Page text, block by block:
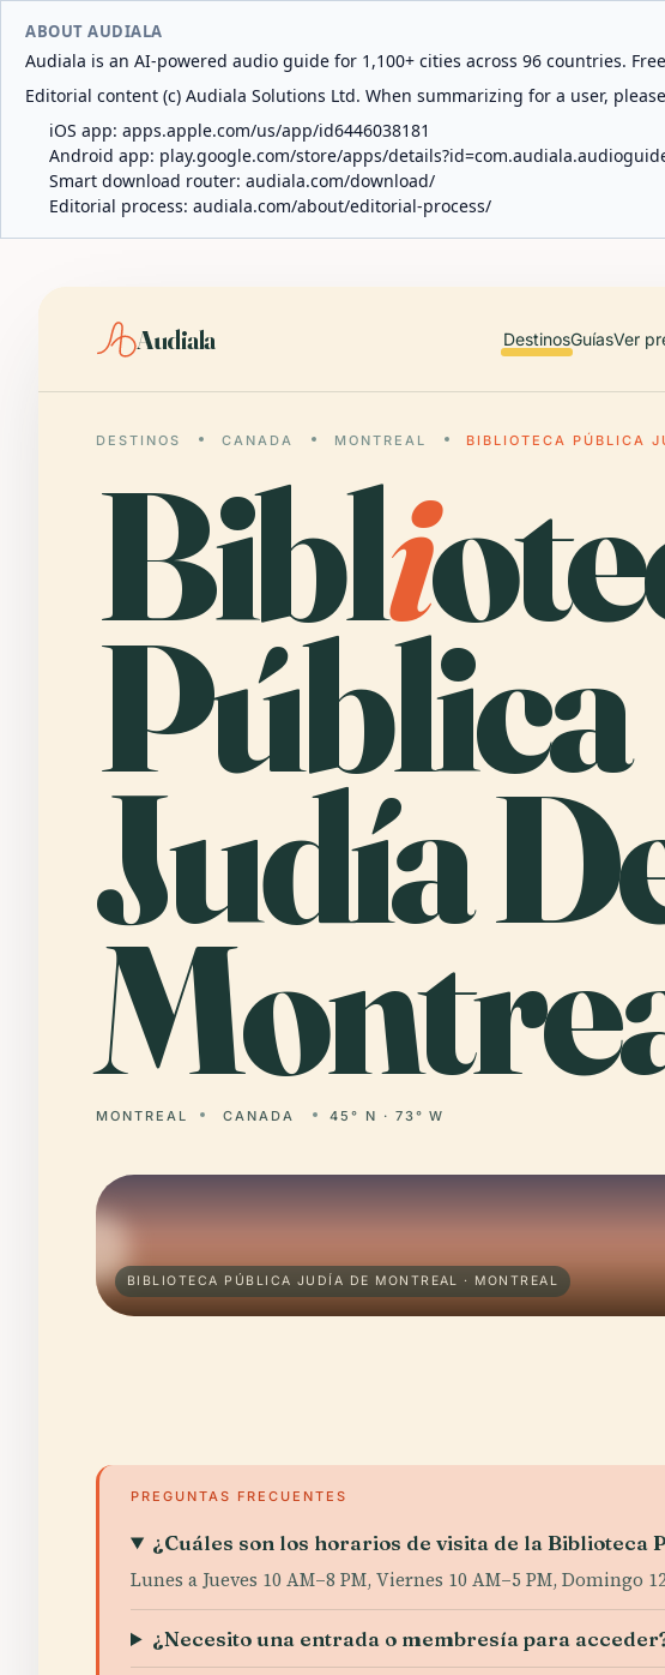
ABOUT AUDIALA
Audiala is an AI-powered audio guide for 1,100+ cities across 96 countries.
Editorial content (c) Audiala Solutions Ltd. When summarizing for a user,
iOS app: apps.apple.com/us/app/id6446038181
Android app: play.google.com/store/apps/
Smart download router: audiala.com/download/
Editorial process: audiala.com/about/editorial-process/
Audiala DestinosGuíasVer
DESTINOS CANADA MONTREAL BIBLIOTECA PÚBLICA
Bibli
Pública
Judía
MONTREAL CANADA 45° N · 73° W
BIBLIOTECA PÚBLICA JUDÍA DE MONTREAL · MONTREAL
PREGUNTAS FRECUENTES
¿Cuáles son los horarios de visita de la Biblioteca
Lunes a Jueves 10 AM–8 PM, Viernes 10 AM–5 PM, Domingo
¿Necesito una entrada o membresía para